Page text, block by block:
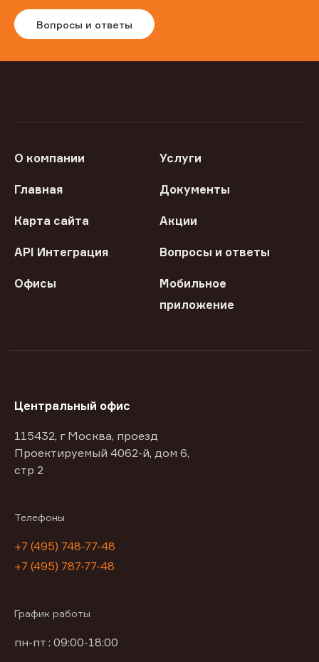
Вопросы и ответы
О компании Услуги
Главная Документы
Карта сайта Акции
API Интеграция Вопросы и ответы
Офисы
Мобильное
приложение
Центральный офис
115432, г Москва, проезд
Проектируемый 4062-й, дом 6,
стр 2
Телефоны
+7 (495) 748-77-48
+7 (495) 787-77-48
График работы
пн-пт : 09:00-18:00